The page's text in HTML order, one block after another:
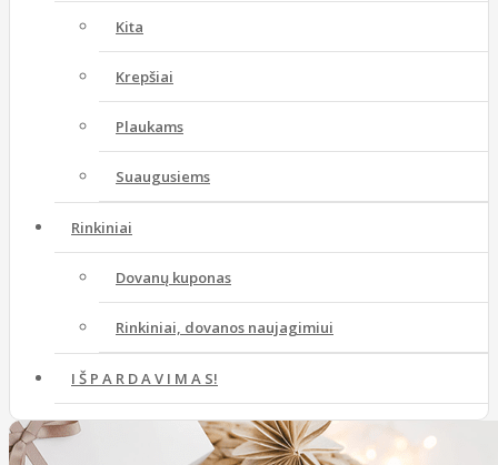
Kita
Krepšiai
Plaukams
Suaugusiems
Rinkiniai
Dovanų kuponas
Rinkiniai, dovanos naujagimiui
I Š P A R D A V I M A S!